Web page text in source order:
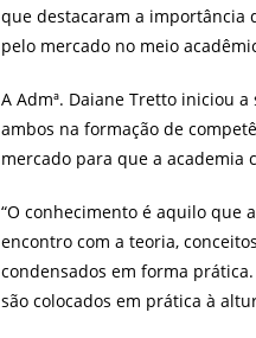
que destacaram a importância
pelo mercado no meio
A Admª. Daiane Tretto iniciou
ambos na formação de
mercado para que a academia
“O conhecimento é aquilo que
encontro com a teoria,
condensados em forma
são colocados em prática à